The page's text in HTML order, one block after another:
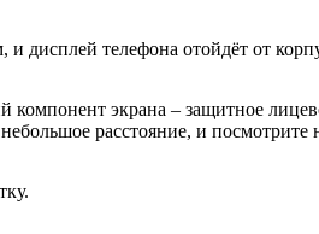
дисплей телефона отойдёт от
компонент экрана – защитное
расстояние, и